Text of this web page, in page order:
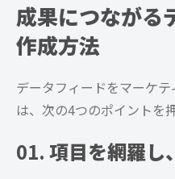
成果につながる
作成方法
データフィードをマーケ
は、次の4つのポイントを
01. 項目を網羅し